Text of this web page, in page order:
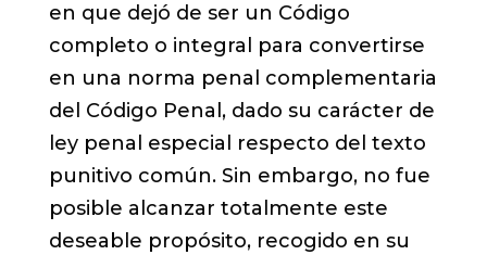
en que dejó de ser un Código
completo o integral para convertirse
en una norma penal complementaria
del Código Penal, dado su carácter de
ley penal especial respecto del texto
punitivo común. Sin embargo, no fue
posible alcanzar totalmente este
deseable propósito, recogido en su